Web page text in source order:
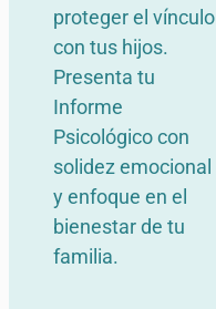
proteger el vínculo
con tus hijos.
Presenta tu
Informe
Psicológico con
solidez emocional
y enfoque en el
bienestar de tu
familia.